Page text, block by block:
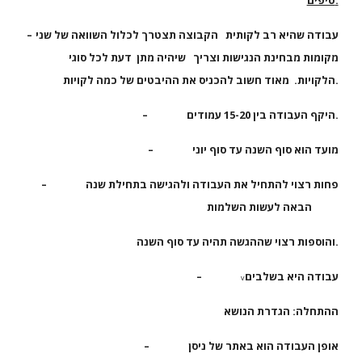
– עבודה שהיא רב לקותית הקבוצה תצטרך לכלול השוואה של שני
מקומות מבחינת הנגישות וצריך שיהיה מתן דעת לכל סוגי
הלקויות. מאוד חשוב להכניס את ההיבטים של כמה לקויות.
– היקף העבודה בין 15-20 עמודים.
– מועד הוא סוף השנה עד סוף יוני
–
פחות רצוי להתחיל את העבודה ולהגישה בתחילת שנה
והוספות רצוי שההגשה תהיה עד סוף השנה.
– vעבודה היא בשלבים
ההתחלה: הגדרת הנושא
– אופן העבודה הוא באתר של ניסן